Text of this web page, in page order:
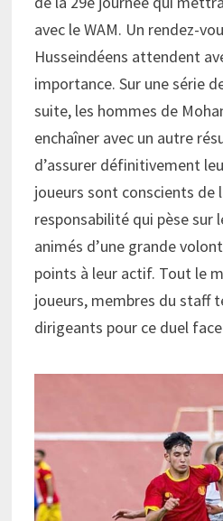
avec le WAM. Un rendez-
Husseindéens attendent
importance. Sur une série
suite, les hommes de
enchaîner avec un autre
d’assurer définitivement
joueurs sont conscients de
responsabilité qui pèse sur
animés d’une grande
points à leur actif. Tout le
joueurs, membres du staff
dirigeants pour ce duel